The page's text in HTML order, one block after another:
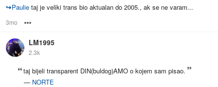
↪Paulie taj je veliki trans bio aktualan do 2005., ak se ne varam...
3mo
LM1995
2.3k
taj bijeli transparent DIN(buldog)AMO o kojem sam pisao.
— NORTE